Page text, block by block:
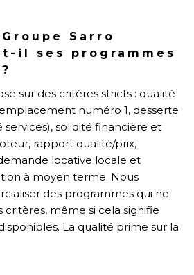
Sarro
il ses programmes
sur des critères stricts : qualité
numéro 1, desserte
solidité financière et
rapport qualité/prix,
locative locale et
à moyen terme. Nous
des programmes qui ne
même si cela signifie
La qualité prime sur la